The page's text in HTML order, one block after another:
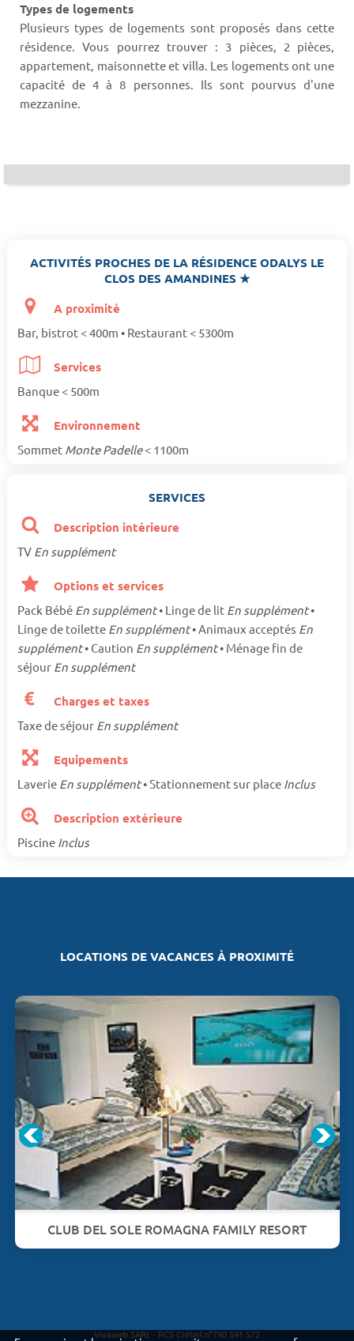
Types de logements
Plusieurs types de logements sont proposés dans cette
résidence. Vous pourrez trouver : 3 pièces, 2 pièces,
appartement, maisonnette et villa. Les logements ont une
capacité de 4 à 8 personnes. Ils sont pourvus d'une
mezzanine.
ACTIVITÉS PROCHES DE LA RÉSIDENCE ODALYS LE
CLOS DES AMANDINES ★
A proximité
Bar, bistrot < 400m • Restaurant < 5300m
Services
Banque < 500m
Environnement
Sommet Monte Padelle< 1100m
SERVICES
Description intérieure
TV En supplément
Options et services
Pack Bébé En supplément• Linge de lit En supplément•
Linge de toilette En supplément• Animaux acceptés En
supplément• Caution En supplément• Ménage fin de
séjour En supplément
Charges et taxes
Taxe de séjour En supplément
Equipements
Laverie En supplément• Stationnement sur place Inclus
Description extérieure
Piscine Inclus
LOCATIONS DE VACANCES À PROXIMITÉ
CLUB DEL SOLE ROMAGNA FAMILY RESORT
Vivaweb SARL - RCS Créteil n°790 591 572